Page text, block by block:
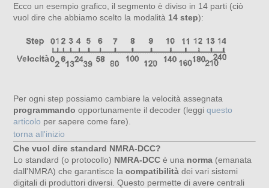
Ecco un esempio grafico, il segmento è diviso in 14 parti (ciò
vuol dire che abbiamo scelto la modalità 14 step):
Per ogni step possiamo cambiare la velocità assegnata
programmando opportunamente il decoder (leggi questo
articolo per sapere come fare).
torna all'inizio
Che vuol dire standard NMRA-DCC?
Lo standard (o protocollo) NMRA-DCC è una norma (emanata
dall'NMRA) che garantisce la compatibilità dei vari sistemi
digitali di produttori diversi. Questo permette di avere centrali